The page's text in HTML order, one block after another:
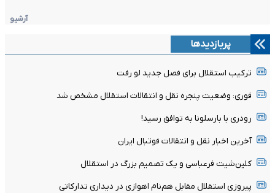
آرشیو
پربازدیدها
ترکیب استقلال برای فصل جدید لو رفت
فوری: وضعیت پنجره نقل و انتقالات استقلال مشخص شد
رودری با بارسلونا به توافق رسید!
آخرین اخبار نقل و انتقالات فوتبال ایران
کلین‌شیت فرعباسی و یک تصمیم بزرگ در استقلال
پیروزی استقلال مقابل هم‌نام اهوازی در دیداری تدارکاتی